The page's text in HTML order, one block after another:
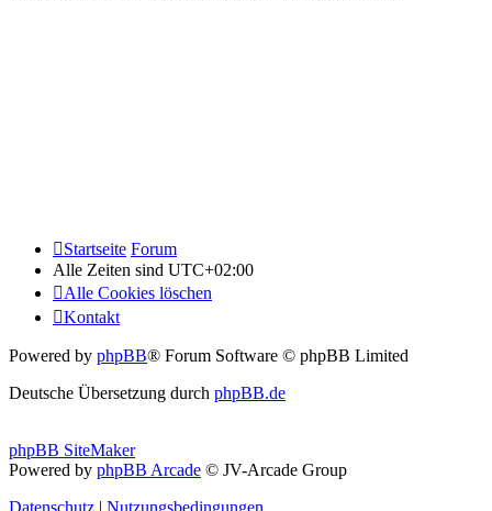
Startseite Forum
Alle Zeiten sind UTC+02:00
Alle Cookies löschen
Kontakt
Powered by phpBB® Forum Software © phpBB Limited
Deutsche Übersetzung durch phpBB.de
phpBB SiteMaker
Powered by phpBB Arcade © JV-Arcade Group